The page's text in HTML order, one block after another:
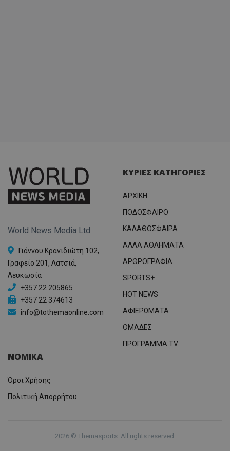
World News Media Ltd
Γιάννου Κρανιδιώτη 102,
Γραφείο 201, Λατσιά,
Λευκωσία
+357 22 205865
+357 22 374613
info@tothemaonline.com
ΚΥΡΙΕΣ ΚΑΤΗΓΟΡΙΕΣ
ΑΡΧΙΚΗ
ΠΟΔΟΣΦΑΙΡΟ
ΚΑΛΑΘΟΣΦΑΙΡΑ
ΑΛΛΑ ΑΘΛΗΜΑΤΑ
ΑΡΘΡΟΓΡΑΦΙΑ
SPORTS+
HOT NEWS
ΑΦΙΕΡΩΜΑΤΑ
ΟΜΑΔΕΣ
ΠΡΟΓΡΑΜΜΑ TV
ΝΟΜΙΚΑ
Όροι Χρήσης
Πολιτική Απορρήτου
2026 © Themasports. All rights reserved.